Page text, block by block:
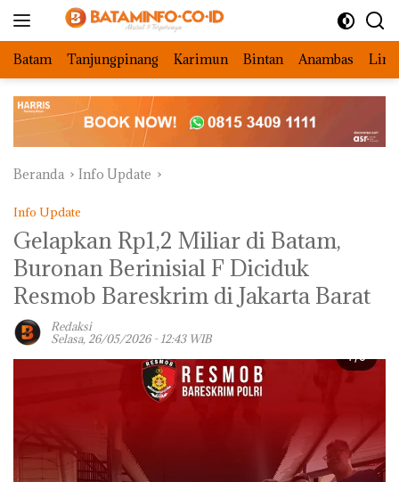
Batam Tanjungpinang Karimun Bintan Anambas
Beranda Info Update
Info Update
Gelapkan Rp1,2 Miliar di Batam,
Buronan Berinisial F Diciduk
Resmob Bareskrim di Jakarta Barat
Redaksi
Selasa, 26/05/2026 - 12:43 WIB